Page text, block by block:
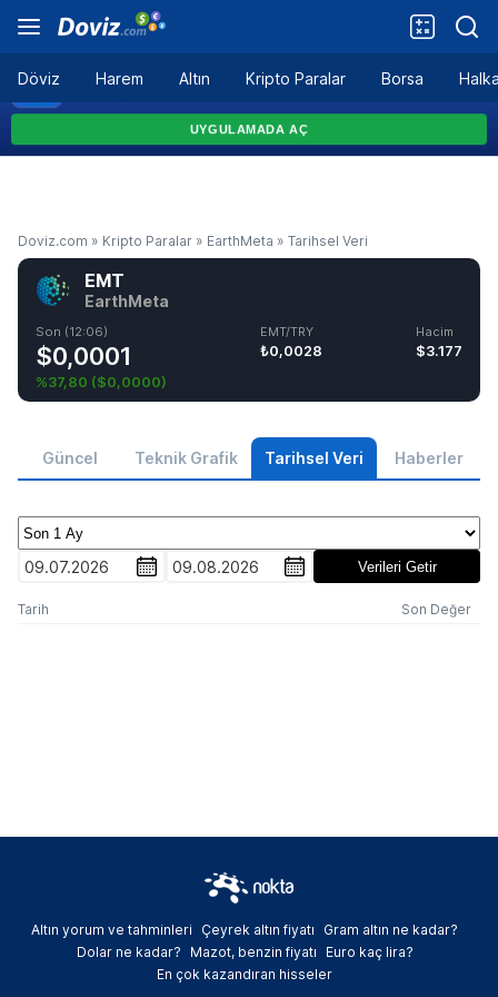
Döviz Harem Altın Kripto Paralar Borsa
Doviz.com » Kripto Paralar » EarthMeta » Tarihsel Veri
EMT
EarthMeta
Son (12:06)
$0,0001
%37,80 ($0,0000)
EMT/TRY
₺0,0028
Hacim
$3.177
Güncel Teknik Grafik Tarihsel Veri Haberler
09.07.2026 09.08.2026 Verileri Getir
Tarih Son Değer
Altın yorum ve tahminleri Çeyrek altın fiyatı
Gram altın ne kadar?
Dolar ne kadar?
Mazot, benzin fiyatı
Euro kaç lira?
En çok kazandıran hisseler